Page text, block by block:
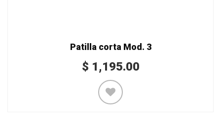
Patilla corta Mod. 3
$ 1,195.00